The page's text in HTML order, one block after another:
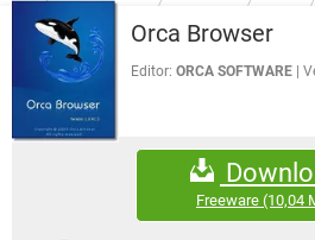
OUTLOOK
INSTAGRAM
GUIA DE COMPRAS
CELULAR
INSTAGRAM
DOWNLOADS
JOGOS
CELULAR
FÓRUM
JOGOS
GLOSSÁRIO
Orca Browser
Editor: ORCA SOFTWARE
Freeware (10,04